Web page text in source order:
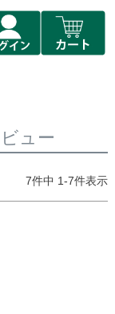
ュー
7件中 1-7件表示